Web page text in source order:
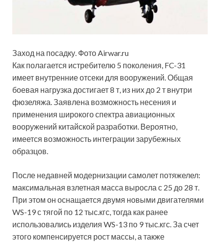
Заход на посадку. Фото Airwar.ru
Как полагается истребителю 5 поколения, FC-31
имеет внутренние отсеки для вооружений. Общая
боевая нагрузка достигает 8 т, из них до 2 т внутри
фюзеляжа. Заявлена возможность несения и
применения широкого спектра авиационных
вооружений китайской разработки. Вероятно,
имеется возможность интеграции зарубежных
образцов.
После недавней модернизации самолет потяжелел:
максимальная взлетная масса выросла с 25 до 28 т.
При этом он оснащается двумя новыми двигателями
WS-19 с тягой по 12 тыс.кгс, тогда как ранее
использовались изделия WS-13 по 9 тыс.кгс. За счет
этого компенсируется рост массы, а также